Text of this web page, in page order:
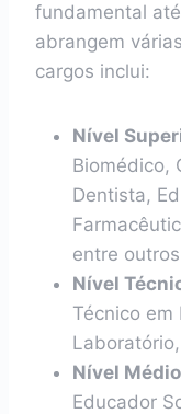
fundamental
abrangem
cargos inclui:
Nível
Biomédico,
Dentista,
entre
Nível
Técnico em
Nível
Educador